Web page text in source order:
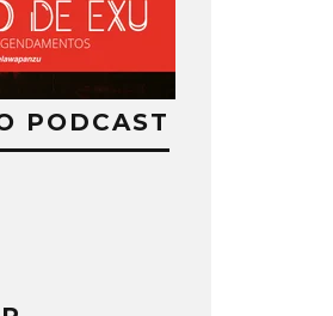
PODCAST